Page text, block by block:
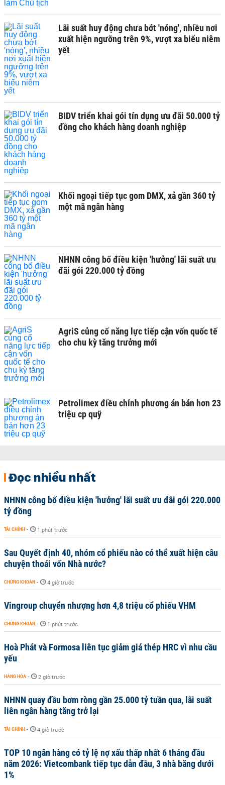
Lãi suất huy động chưa bớt 'nóng', nhiều nơi
xuất hiện ngưỡng trên 9%, vượt xa biểu niêm
yết
BIDV triển khai gói tín dụng ưu đãi 50.000 tỷ
đồng cho khách hàng doanh nghiệp
Khối ngoại tiếp tục gom DMX, xả gần 360 tỷ
một mã ngân hàng
NHNN công bố điều kiện 'hưởng' lãi suất ưu
đãi gói 220.000 tỷ đồng
AgriS củng cố năng lực tiếp cận vốn quốc tế
cho chu kỳ tăng trưởng mới
Petrolimex điều chỉnh phương án bán hơn 23
triệu cp quỹ
Đọc nhiều nhất
NHNN công bố điều kiện 'hưởng' lãi suất ưu đãi gói 220.000
tỷ đồng
TÀI CHÍNH - 1 phút trước
Sau Quyết định 40, nhóm cổ phiếu nào có thể xuất hiện câu
chuyện thoái vốn Nhà nước?
CHỨNG KHOÁN - 4 giờ trước
Vingroup chuyển nhượng hơn 4,8 triệu cổ phiếu VHM
CHỨNG KHOÁN - 1 phút trước
Hoà Phát và Formosa liên tục giảm giá thép HRC vì nhu cầu
yếu
HÀNG HÓA - 2 giờ trước
NHNN quay đầu bơm ròng gần 25.000 tỷ tuần qua, lãi suất
liên ngân hàng tăng trở lại
TÀI CHÍNH - 4 giờ trước
TOP 10 ngân hàng có tỷ lệ nợ xấu thấp nhất 6 tháng đầu
năm 2026: Vietcombank tiếp tục dẫn đầu, 3 nhà băng dưới
1%